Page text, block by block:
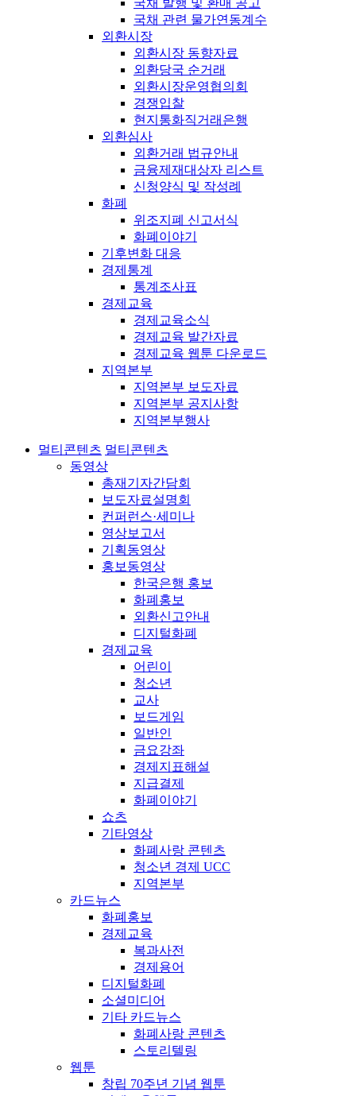
국채 발행 및 환매 공고
국채 관련 물가연동계수
외환시장
외환시장 동향자료
외환당국 순거래
외환시장운영협의회
경쟁입찰
현지통화직거래은행
외환심사
외환거래 법규안내
금융제재대상자 리스트
신청양식 및 작성례
화폐
위조지폐 신고서식
화폐이야기
기후변화 대응
경제통계
통계조사표
경제교육
경제교육소식
경제교육 발간자료
경제교육 웹툰 다운로드
지역본부
지역본부 보도자료
지역본부 공지사항
지역본부행사
멀티콘텐츠 멀티콘텐츠
동영상
총재기자간담회
보도자료설명회
컨퍼런스·세미나
영상보고서
기획동영상
홍보동영상
한국은행 홍보
화폐홍보
외환신고안내
디지털화폐
경제교육
어린이
청소년
교사
보드게임
일반인
금요강좌
경제지표해설
지급결제
화폐이야기
쇼츠
기타영상
화폐사랑 콘텐츠
청소년 경제 UCC
지역본부
카드뉴스
화폐홍보
경제교육
복과사전
경제용어
디지털화폐
소셜미디어
기타 카드뉴스
화폐사랑 콘텐츠
스토리텔링
웹툰
창립 70주년 기념 웹툰